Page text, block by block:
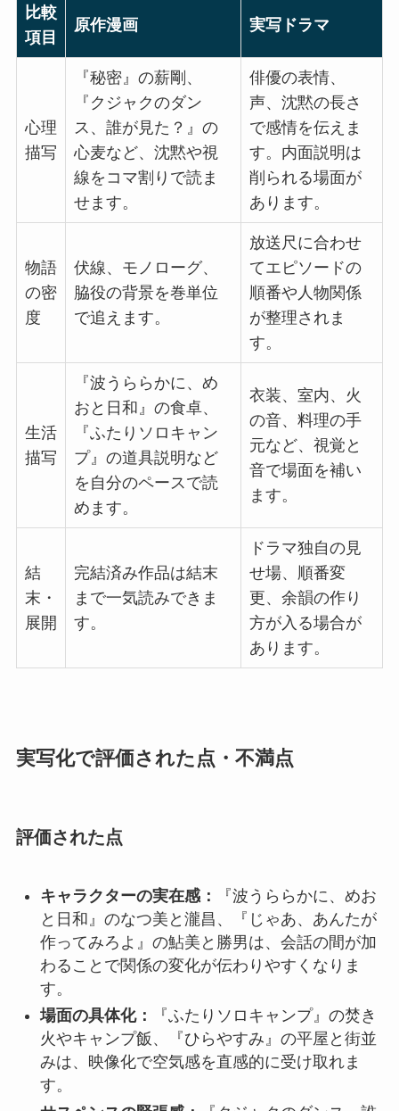
比較
項目
原作漫画 実写ドラマ
心理
描写
『秘密』の薪剛、
『クジャクのダン
ス、誰が見た？』の
心麦など、沈黙や視
線をコマ割りで読ま
せます。
俳優の表情、
声、沈黙の長さ
で感情を伝えま
す。内面説明は
削られる場面が
あります。
物語
の密
度
伏線、モノローグ、
脇役の背景を巻単位
で追えます。
放送尺に合わせ
てエピソードの
順番や人物関係
が整理されま
す。
生活
描写
『波うららかに、め
おと日和』の食卓、
『ふたりソロキャン
プ』の道具説明など
を自分のペースで読
めます。
衣装、室内、火
の音、料理の手
元など、視覚と
音で場面を補い
ます。
結
末・
展開
完結済み作品は結末
まで一気読みできま
す。
ドラマ独自の見
せ場、順番変
更、余韻の作り
方が入る場合が
あります。
実写化で評価された点・不満点
評価された点
キャラクターの実在感：
『波うららかに、めお
と日和』のなつ美と瀧昌、『じゃあ、あんたが
作ってみろよ』の鮎美と勝男は、会話の間が加
わることで関係の変化が伝わりやすくなりま
す。
場面の具体化：
『ふたりソロキャンプ』の焚き
火やキャンプ飯、『ひらやすみ』の平屋と街並
みは、映像化で空気感を直感的に受け取れま
す。